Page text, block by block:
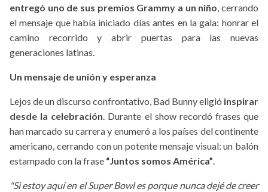
entregó uno de sus premios Grammy a un niño, cerrando
el mensaje que había iniciado días antes en la gala: honrar el
camino recorrido y abrir puertas para las nuevas
generaciones latinas.
Un mensaje de unión y esperanza
Lejos de un discurso confrontativo, Bad Bunny eligió inspirar
desde la celebración. Durante el show recordó frases que
han marcado su carrera y enumeró a los países del continente
americano, cerrando con un potente mensaje visual: un balón
estampado con la frase “Juntos somos América”.
"Si estoy aquí en el Super Bowl es porque nunca dejé de creer